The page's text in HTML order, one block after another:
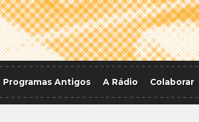
Programas Antigos A Rádio Colaborar